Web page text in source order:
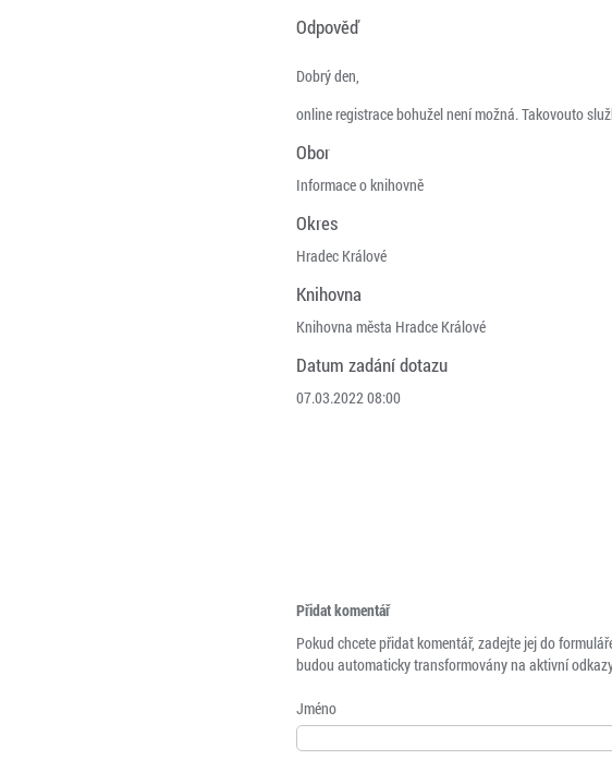
Odpověď
Dobrý den,
online registrace bohužel není možná. Takovouto
Obor
Informace o knihovně
Okres
Hradec Králové
Knihovna
Knihovna města Hradce Králové
Datum zadání dotazu
07.03.2022 08:00
Přidat komentář
Pokud chcete přidat komentář, zadejte jej do
budou automaticky transformovány na aktivní
Jméno